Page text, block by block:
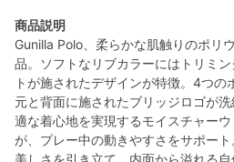
商品説明
Gunilla Polo、柔らかな肌触りのポリ
品。ソフトなリブカラーにはトリミ
トが施されたデザインが特徴。4つ
元と背面に施されたブリッジロゴが
適な着心地を実現するモイスチャー
が、プレー中の動きやすさをサポー
美しさを引き立て、内面から溢れる自